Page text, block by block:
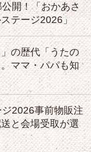
開！「おかあさ
テージ2026」
の歴代「うたの
ママ・パパも知
2026事前物販注
と会場受取が選